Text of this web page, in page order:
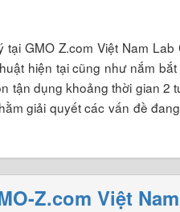
GMO Z.com Việt Nam Lab
hiện tại cũng như nắm
tận dụng khoảng thời gian 2
giải quyết các vấn đề
Z.com Việt